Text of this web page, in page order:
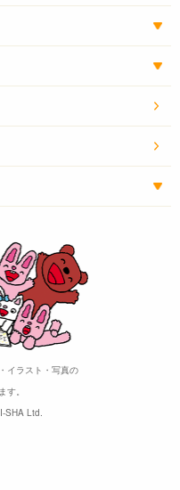
イラスト・写真の
す。
Ltd.